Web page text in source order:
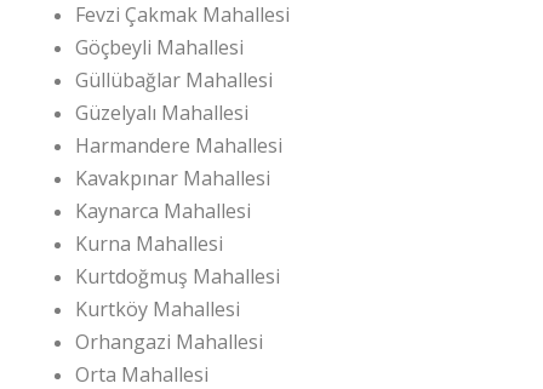
Fevzi Çakmak Mahallesi
Göçbeyli Mahallesi
Güllübağlar Mahallesi
Güzelyalı Mahallesi
Harmandere Mahallesi
Kavakpınar Mahallesi
Kaynarca Mahallesi
Kurna Mahallesi
Kurtdoğmuş Mahallesi
Kurtköy Mahallesi
Orhangazi Mahallesi
Orta Mahallesi